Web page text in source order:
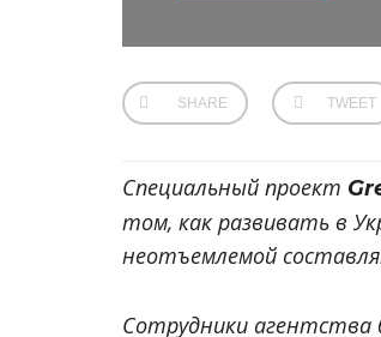
SHARE TWEET
Специальный проект
том, как развивать в
неотъемлемой
Сотрудники агентства